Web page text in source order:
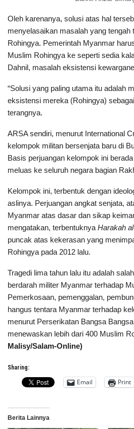
Oleh karenanya, solusi atas hal
menyelasaikan masalah yang tengah
Rohingya. Pemerintah Myanmar
Muslim Rohingya ke seperti sedia
Dahnil, masalah eksistensi
“Solusi yang paling utama itu adalah
eksistensi mereka (Rohingya)
terangnya.
ARSA sendiri, menurut International
kelompok militan bersenjata baru di
Basis perjuangan kelompok ini
meluas ke seluruh negara bagian
Kelompok ini, terbentuk dengan
aslinya. Perjuangan angkat senjata,
Myanmar atas dasar dan sikap
mengatakan, terbentuknya Harakah
puncak atas kekerasan yang
Rohingya pada 2012 lalu.
Tragedi lima tahun lalu itu adalah
berdarah militer Myanmar terhadap
Pemerkosaan, pemenggalan,
hangus tentara Myanmar terhadap
menurut Perserikatan Bangsa
menewaskan lebih dari 400 Muslim
Malisy/Salam-Online)
Sharing:
Email Print
Berita Lainnya